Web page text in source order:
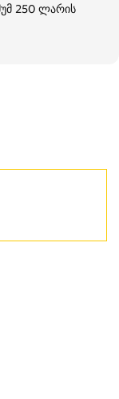
250 ლარის